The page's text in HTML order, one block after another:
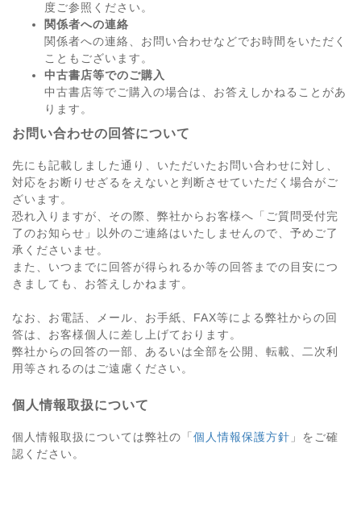
度ご参照ください。
関係者への連絡
関係者への連絡、お問い合わせなどでお時間をいただく
こともございます。
中古書店等でのご購入
中古書店等でご購入の場合は、お答えしかねることがあ
ります。
お問い合わせの回答について
先にも記載しました通り、いただいたお問い合わせに対し、
対応をお断りせざるをえないと判断させていただく場合がご
ざいます。
恐れ入りますが、その際、弊社からお客様へ「ご質問受付完
了のお知らせ」以外のご連絡はいたしませんので、予めご了
承くださいませ。
また、いつまでに回答が得られるか等の回答までの目安につ
きましても、お答えしかねます。
なお、お電話、メール、お手紙、FAX等による弊社からの回
答は、お客様個人に差し上げております。
弊社からの回答の一部、あるいは全部を公開、転載、二次利
用等されるのはご遠慮ください。
個人情報取扱について
個人情報取扱については弊社の「 個人情報保護方針 」をご確
認ください。